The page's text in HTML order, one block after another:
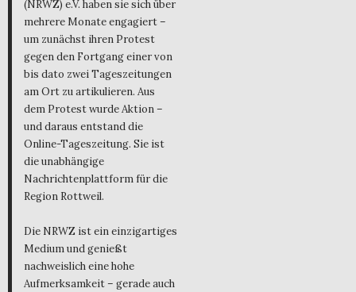
(NRWZ) e.V. haben sie sich über
mehrere Monate engagiert –
um zunächst ihren Protest
gegen den Fortgang einer von
bis dato zwei Tageszeitungen
am Ort zu artikulieren. Aus
dem Protest wurde Aktion –
und daraus entstand die
Online-Tageszeitung. Sie ist
die unabhängige
Nachrichtenplattform für die
Region Rottweil.
Die NRWZ ist ein einzigartiges
Medium und genießt
nachweislich eine hohe
Aufmerksamkeit – gerade auch